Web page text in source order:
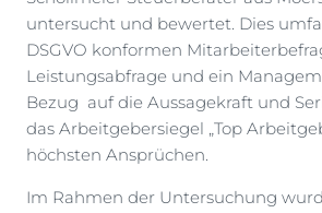
untersucht und bewertet. Dies
DSGVO konformen
Leistungsabfrage und ein
Bezug auf die Aussagekraft und
das Arbeitgebersiegel „Top
höchsten Ansprüchen.
Im Rahmen der Untersuchung